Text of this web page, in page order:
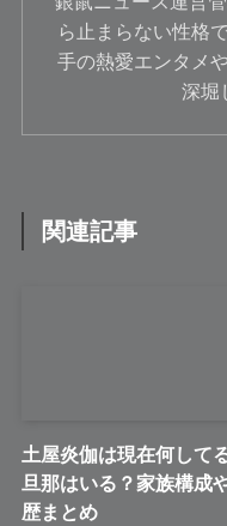
ら止まらない性格
手の熱愛エンタメ
深堀
関連記事
土屋炎伽は現在何して
旦那はいる？家族構成
歴まとめ